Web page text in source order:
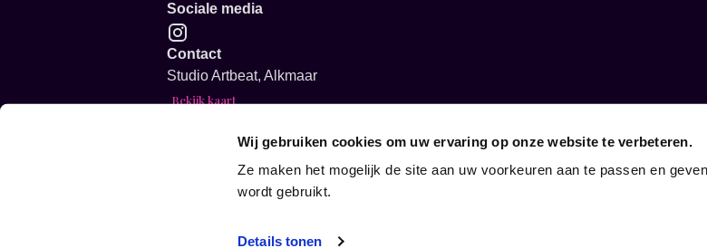
Wij gebruiken cookies om uw ervaring op onze website te verbeteren.
Ze maken het mogelijk de site aan uw voorkeuren aan te passen en
wordt gebruikt.
Details tonen
Sociale media
Contact
Studio Artbeat, Alkmaar
Bekijk kaart
Vacature: Creatieve event host gezocht!
Glow in the dark Sip and Paint voor bedrijven
Glow in the dark Sip and Paint voor vrijgezellenfeesten